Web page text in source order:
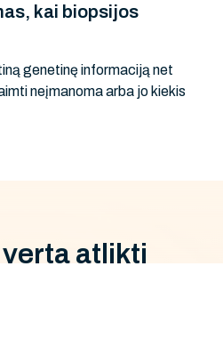
kai biopsijos
genetinę informaciją net
neįmanoma arba jo kiekis
verta at i kti